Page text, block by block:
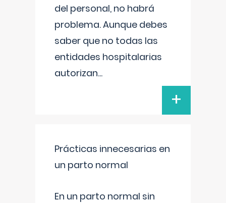
del personal, no habrá
problema. Aunque debes
saber que no todas las
entidades hospitalarias
autorizan...
+
Prácticas innecesarias en
un parto normal
En un parto normal sin